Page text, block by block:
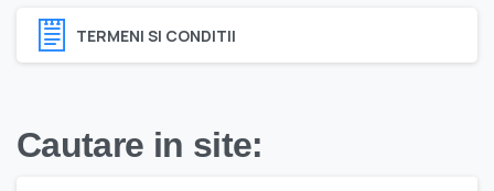
TERMENI SI CONDITII
Cautare in site: